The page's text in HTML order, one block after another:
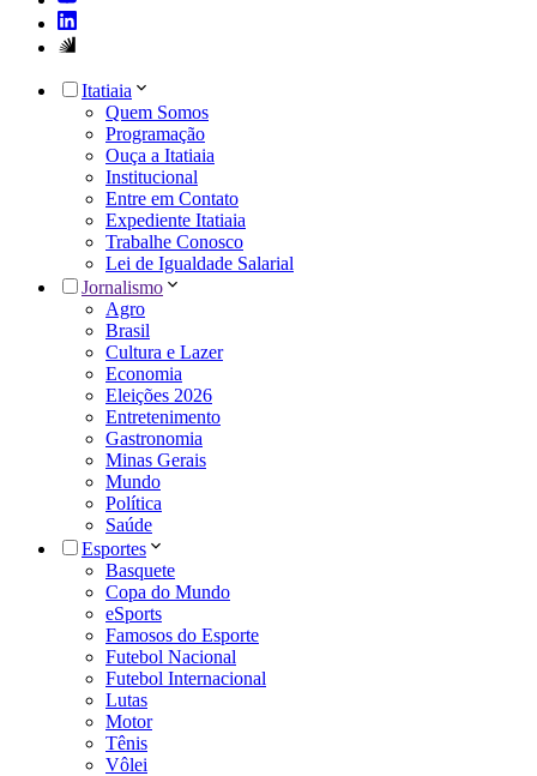
Itatiaia
Quem Somos
Programação
Ouça a Itatiaia
Institucional
Entre em Contato
Expediente Itatiaia
Trabalhe Conosco
Lei de Igualdade Salarial
Jornalismo
Agro
Brasil
Cultura e Lazer
Economia
Eleições 2026
Entretenimento
Gastronomia
Minas Gerais
Mundo
Política
Saúde
Esportes
Basquete
Copa do Mundo
eSports
Famosos do Esporte
Futebol Nacional
Futebol Internacional
Lutas
Motor
Tênis
Vôlei